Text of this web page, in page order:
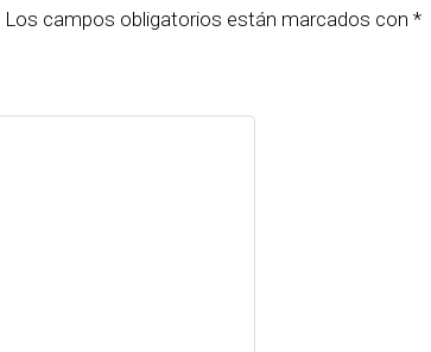
Los campos obligatorios están marcados con *